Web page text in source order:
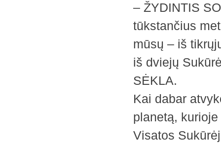
– ŽYDINTIS
tūkstančius
mūsų – iš
iš dviejų
SĖKLA.
Kai dabar
planetą,
Visatos